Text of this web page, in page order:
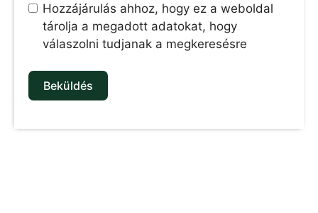
Hozzájárulás ahhoz, hogy ez a weboldal
tárolja a megadott adatokat, hogy
válaszolni tudjanak a megkeresésre
Beküldés